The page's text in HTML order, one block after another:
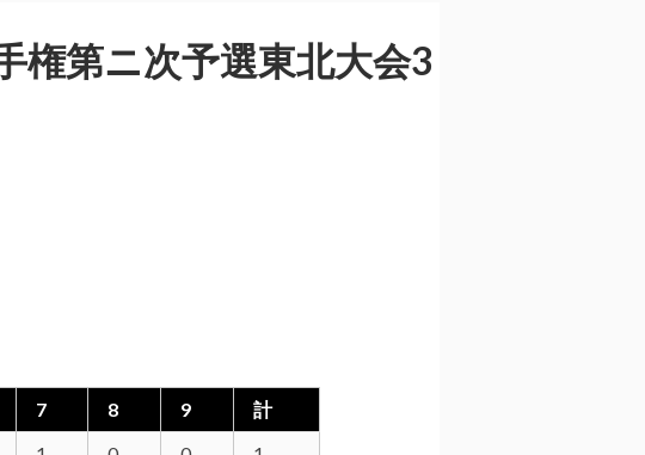
第ニ次予選東北大会3
7 8 9
計